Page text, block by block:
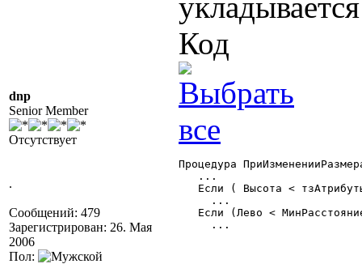
dnp
Senior Member
Отсутствует
.
Сообщений: 479
Зарегистрирован: 26. Мая
2006
Пол:
Код
Процедура
   ...
Если ( Высота <
     ...
Если (Лево <
     ...